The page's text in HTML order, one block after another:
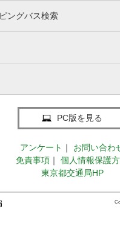
ングバス検索
PC版を見る
アンケート ｜
お問い合わ
免責事項 ｜
個人情報保護
東京都交通局HP